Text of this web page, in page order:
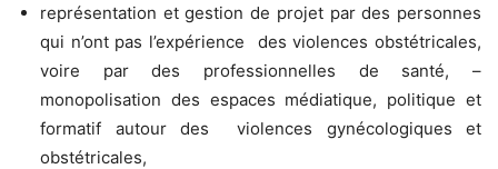
représentation et gestion de projet par des personnes
qui n’ont pas l’expérience des violences obstétricales,
voire par des professionnelles de santé, –
monopolisation des espaces médiatique, politique et
formatif autour des violences gynécologiques et
obstétricales,